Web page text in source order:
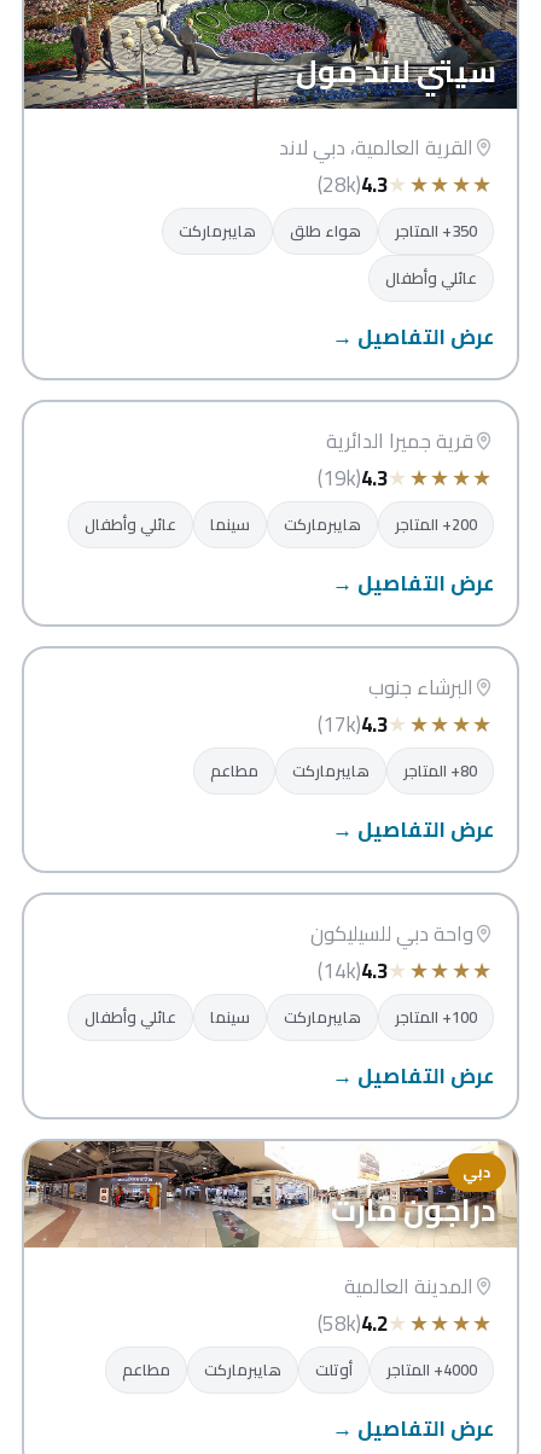
سيتي لاند مول
القرية العالمية، دبي لاند
★
★
★
★
★
4.3
(28k)
350+ المتاجر هواء طلق
هايبرماركت
عائلي وأطفال
عرض التفاصيل →
دبي
سيركل مول
قرية جميرا الدائرية
★
★
★
★
★
4.3
(19k)
200+ المتاجر هايبرماركت سينما عائلي وأطفال
عرض التفاصيل →
دبي
ماي سيتي سنتر البرشاء
البرشاء جنوب
★
★
★
★
★
4.3
(17k)
80+ المتاجر هايبرماركت مطاعم
عرض التفاصيل →
دبي
سيليكون سنترال
واحة دبي للسيليكون
★
★
★
★
★
4.3
(14k)
100+ المتاجر هايبرماركت سينما عائلي وأطفال
عرض التفاصيل →
دبي
دراجون مارت
المدينة العالمية
★
★
★
★
★
4.2
(58k)
4000+ المتاجر أوتلت هايبرماركت مطاعم
عرض التفاصيل →